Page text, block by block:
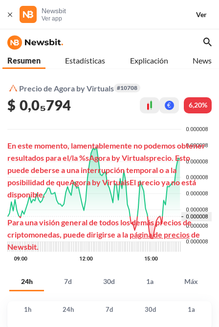
Newsbit
Ver app
Ver
Resumen Estadísticas Explicación News
Precio de Agora by Virtuals #10708
$ 0,0₅794 € 6,20%
24h 7d 30d 1a Máx
En este momento, lamentablemente no podemos obtener
resultados para el/la %sAgora by Virtualsprecio. Esto
puede deberse a una interrupción temporal o a la
posibilidad de queAgora by VirtualsEl precio ya no está
disponible.
Para una visión general de todos los demás precios de
criptomonedas, puede dirigirse a la página de preciosde
Newsbit.
1h 24h 7d 30d 1a